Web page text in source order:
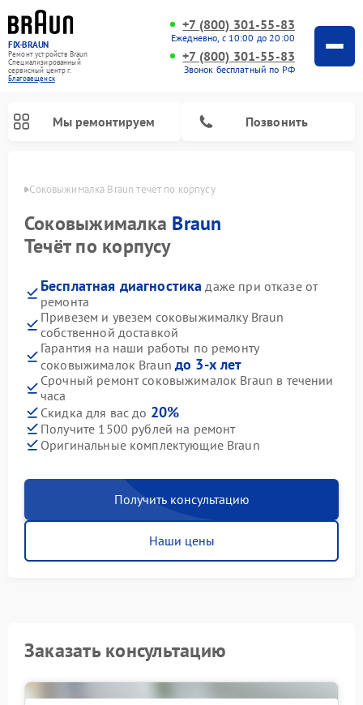
FIX-BRAUN
Ремонт устройств Braun
Специализированный
cервисный центр г.
Благовещенск
+7 (800) 301-55-83
Ежедневно, с 10:00 до 20:00
+7 (800) 301-55-83
Звонок бесплатный по РФ
Мы ремонтируем Позвонить
Соковыжималка Braun течёт по корпусу
Соковыжималка Braun
Течёт по корпусу
Бесплатная диагностика даже при отказе от
ремонта
Привезем и увезем соковыжималку Braun
собственной доставкой
Гарантия на наши работы по ремонту
соковыжималок Braunдо 3-х лет
Срочный ремонт соковыжималок Braun в течении
часа
Скидка для вас до 20%
Получите 1500 рублей на ремонт
Оригинальные комплектующие Braun
Получить консультацию
Наши цены
Заказать консультацию